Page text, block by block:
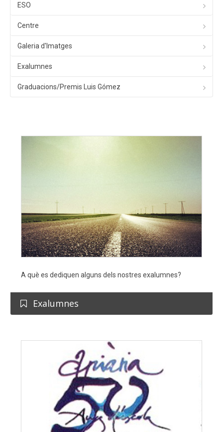
ESO
Centre
Galeria d'Imatges
Exalumnes
Graduacions/Premis Luis Gómez
A què es dediquen alguns dels nostres exalumnes?
Exalumnes